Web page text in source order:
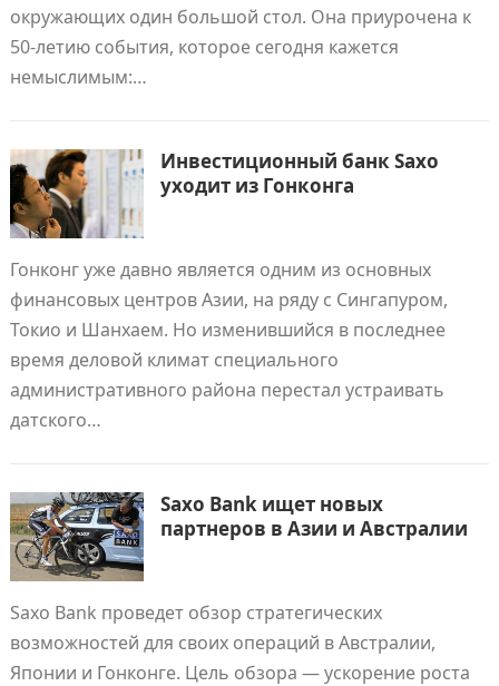
окружающих один большой стол. Она приурочена к
50-летию события, которое сегодня кажется
немыслимым:…
Инвестиционный банк Saxo
уходит из Гонконга
Гонконг уже давно является одним из основных
финансовых центров Азии, на ряду с Сингапуром,
Токио и Шанхаем. Но изменившийся в последнее
время деловой климат специального
административного района перестал устраивать
датского…
Saxo Bank ищет новых
партнеров в Азии и Австралии
Saxo Bank проведет обзор стратегических
возможностей для своих операций в Австралии,
Японии и Гонконге. Цель обзора — ускорение роста